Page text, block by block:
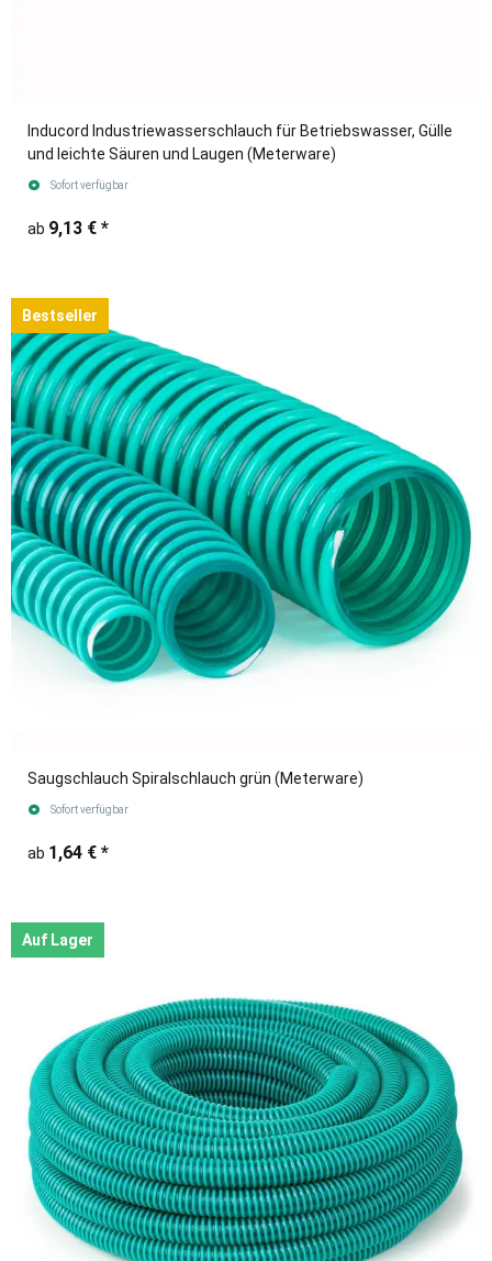
Inducord Industriewasserschlauch für Betriebswasser, Gülle
und leichte Säuren und Laugen (Meterware)
Sofort verfügbar
ab 9,13 € *
Bestseller
Saugschlauch Spiralschlauch grün (Meterware)
Sofort verfügbar
ab 1,64 € *
Auf Lager